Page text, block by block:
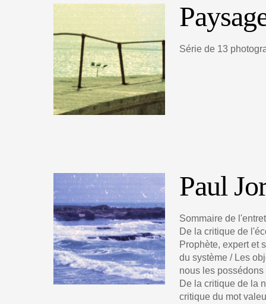
Série de 13
Paul
Sommaire de
De la critique de
Prophète, expert et
du système / Les
nous les
De la critique de la
critique du mot